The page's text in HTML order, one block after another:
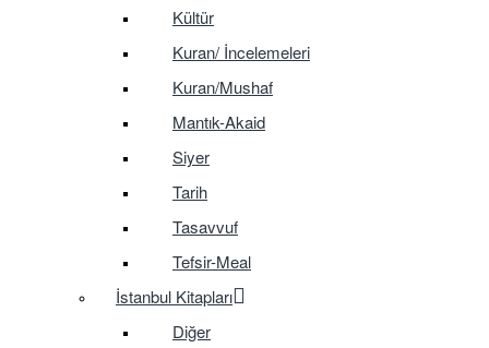
Kültür
Kuran/ İncelemeleri
Kuran/Mushaf
Mantık-Akaid
Siyer
Tarih
Tasavvuf
Tefsir-Meal
İstanbul Kitapları
Diğer